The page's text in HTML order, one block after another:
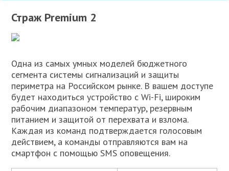
Страж Premium 2
Одна из самых умных моделей бюджетного
сегмента системы сигнализаций и защиты
периметра на Российском рынке. В вашем доступе
будет находиться устройство с Wi-Fi, широким
рабочим диапазоном температур, резервным
питанием и защитой от перехвата и взлома.
Каждая из команд подтверждается голосовым
действием, а команды отправляются вам на
смартфон с помощью SMS оповещения.